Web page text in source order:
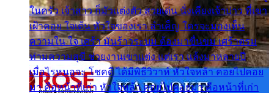
ในครัว เจ้าสาว ก็มัวแต่งตัว สวยเด่น นั่งเคียงเจ้าบ่าว ที่เขา
เฝ้าคอย ใจเต้น หัวใจของเรา ลำเค็ญ ใครจะมองเห็น
ความใน ใจ เศร้า มันร้าวระบม ต้องมาขื่นขม เศร้าตรม
ท่ามความสุขี ช่วยงานเขาแต่ง แต่เรา แล้งมาหลายปี
เมื่อไรหนอจะ โชคดี ได้มีพิธีวิวาห์ หัวใจหล้า คอยไปคอย
มา คือหน้าที่เก่า หัวใจหล้า คอยไปคอยมา คือหน้าที่เก่า